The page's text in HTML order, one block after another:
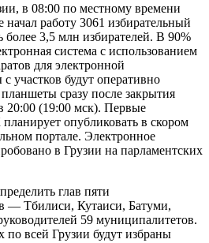
в 08:00 по местному времени
начал работу 3061 избирательный
более 3,5 млн избирателей. В 90%
система с использованием
для электронной
участков будут оперативно
сразу после закрытия
20:00 (19:00 мск). Первые
опубликовать в скором
портале. Электронное
в Грузии на парламентских
глав пяти
— Тбилиси, Кутаиси, Батуми,
59 муниципалитетов.
по всей Грузии будут избраны